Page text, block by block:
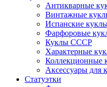
Антикварные
Винтажные
Испанские
Фарфоровые
Куклы СССР
Характерные
Коллекционные
Аксессуары для
Статуэтки